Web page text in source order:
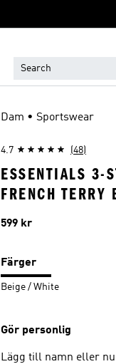
Dam • Sportswear
4.7 (48)
ESSENTIALS 3-
FRENCH TERRY
Pris
599 kr
Färger
Beige / White
Gör personlig
Lägg till namn eller